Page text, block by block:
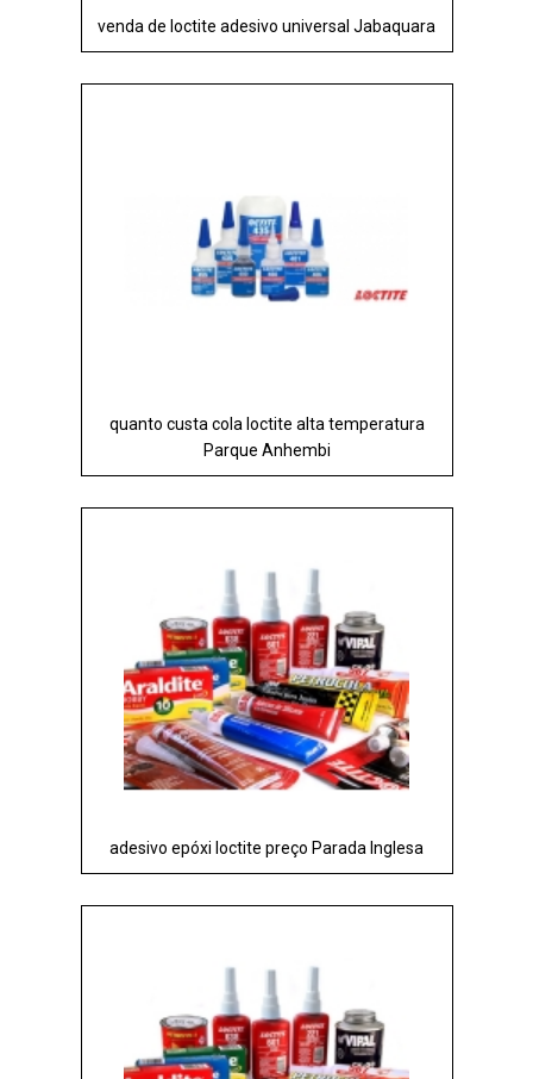
venda de loctite adesivo universal Jabaquara
quanto custa cola loctite alta temperatura
Parque Anhembi
adesivo epóxi loctite preço Parada Inglesa